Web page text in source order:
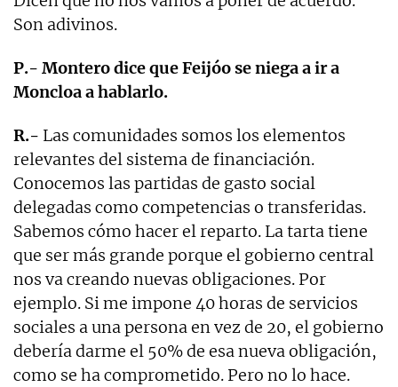
Son adivinos.
P.- Montero dice que Feijóo se niega a ir a
Moncloa a hablarlo.
R.- Las comunidades somos los elementos
relevantes del sistema de financiación.
Conocemos las partidas de gasto social
delegadas como competencias o transferidas.
Sabemos cómo hacer el reparto. La tarta tiene
que ser más grande porque el gobierno central
nos va creando nuevas obligaciones. Por
ejemplo. Si me impone 40 horas de servicios
sociales a una persona en vez de 20, el gobierno
debería darme el 50% de esa nueva obligación,
como se ha comprometido. Pero no lo hace.